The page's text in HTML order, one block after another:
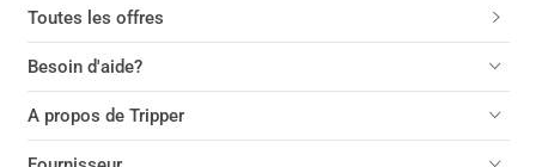
Toutes les offres
Besoin d'aide?
A propos de Tripper